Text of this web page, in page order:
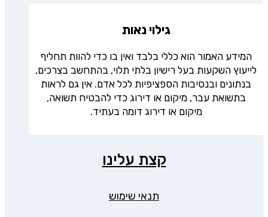
גילוי נאות
המידע האמור הוא כללי בלבד ואין בו כדי להוות תחליף
לייעוץ השקעות בעל רישיון בלתי תלוי, בהתחשב בצרכים,
בנתונים ובנסיבות הספציפיות לכל אדם. אין גם לראות
בתשואת עבר, מיקום או דירוג כדי להבטיח תשואה,
מיקום או דירוג דומה בעתיד.
קצת עלינו
תנאי שימוש